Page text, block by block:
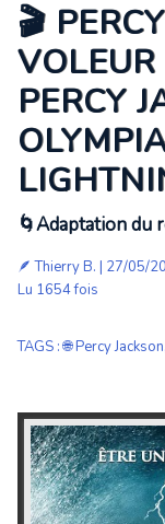
🎬
PERCY
🌀Adaptation du
🪶Thierry B. | 27/05/
Lu 1654 fois
TAGS :🌐 Percy Jackson